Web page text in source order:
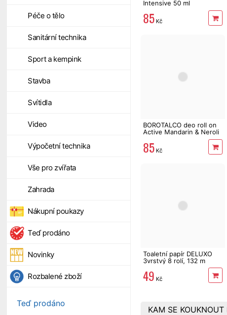
Péče o tělo
Sanitární technika
Sport a kempink
Stavba
Svítidla
Video
Výpočetní technika
Vše pro zvířata
Zahrada
Nákupní poukazy
Teď prodáno
Novinky
Rozbalené zboží
Teď prodáno
Intensive 50 ml
85 Kč
BOROTALCO deo roll on
Active Mandarin & Neroli
85 Kč
Toaletní papír DELUXO
3vrstvý 8 rolí, 132 m
49 Kč
KAM SE KOUKNOUT